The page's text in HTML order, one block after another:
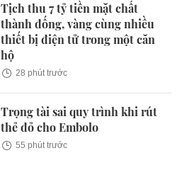
Tịch thu 7 tỷ tiền mặt chất
thành đống, vàng cùng nhiều
thiết bị điện tử trong một căn
hộ
28 phút trước
Trọng tài sai quy trình khi rút
thẻ đỏ cho Embolo
55 phút trước